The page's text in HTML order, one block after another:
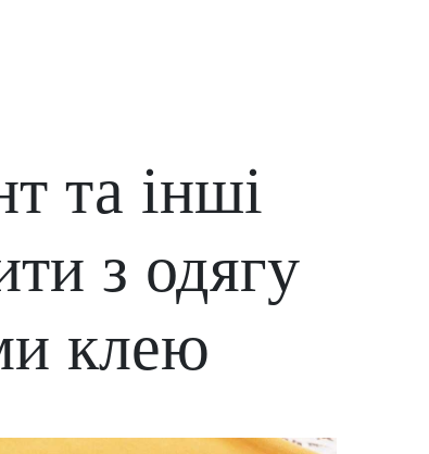
та інші
з одягу
клею